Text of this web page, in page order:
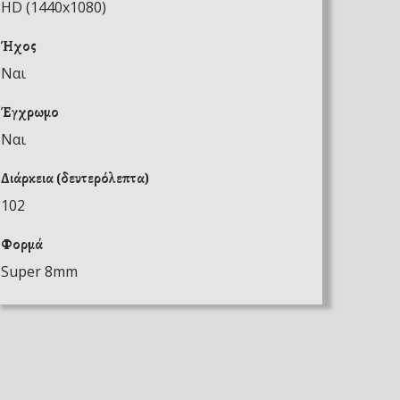
HD (1440x1080)
Ήχος
Ναι
Έγχρωμο
Ναι
Διάρκεια (δευτερόλεπτα)
102
Φορμά
Super 8mm